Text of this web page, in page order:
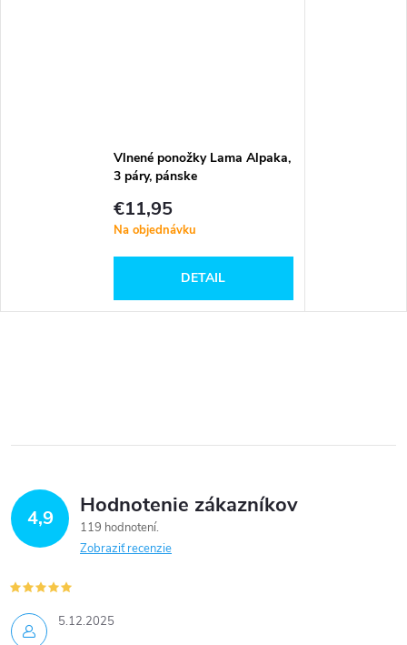
Vlnené ponožky Lama Alpaka,
3 páry, pánske
€11,95
Na objednávku
DETAIL
4,9 Hodnotenie zákazníkov
119 hodnotení
Zobraziť recenzie
5.12.2025